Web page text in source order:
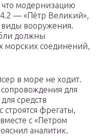
модернизацию
— «Пётр Великий»,
вооружения.
должны
морских соединений,
в море не ходит.
для
средств
фрегаты,
с «Петром
аналитик.